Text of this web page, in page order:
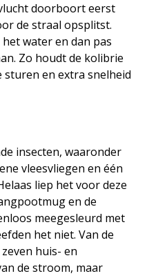
doorboort eerst
de straal opsplitst.
water en dan pas
Zo houdt de kolibrie
en extra snelheid
insecten, waaronder
vleesvliegen en één
liep het voor deze
en de
meegesleurd met
het niet. Van de
huis- en
de stroom, maar